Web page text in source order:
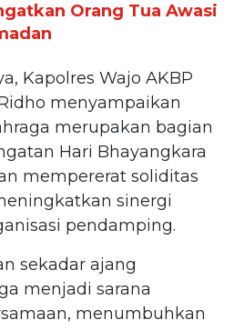
Orang Tua Awasi
Kapolres Wajo AKBP
menyampaikan
merupakan bagian
Hari Bhayangkara
mempererat soliditas
sinergi
pendamping.
sekadar ajang
menjadi sarana
menumbuhkan